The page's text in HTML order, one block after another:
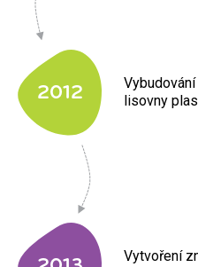
2012
lisovny
Vytvoření